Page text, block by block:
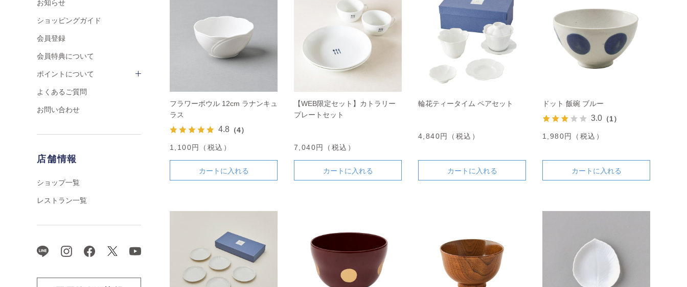
お知らせ
ショッピングガイド
会員登録
会員特典について
ポイントについて
よくあるご質問
お問い合わせ
店舗情報
ショップ一覧
レストラン一覧
フラワーボウル 12cm ラナンキュ
ラス
4.8 （4）
1,100円（税込）
カートに入れる
【WEB限定セット】カトラリー
プレートセット
7,040円（税込）
カートに入れる
輪花ティータイム ペアセット
4,840円（税込）
カートに入れる
ドット 飯碗 ブルー
3.0 （1）
1,980円（税込）
カートに入れる